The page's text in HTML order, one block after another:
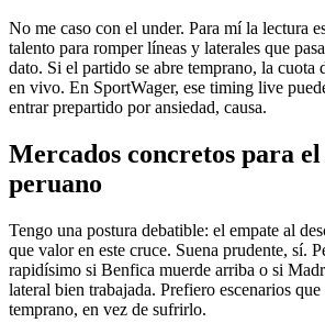
No me caso con el under. Para mí la lectura
talento para romper líneas y laterales que
dato. Si el partido se abre temprano, la cuota
en vivo. En SportWager, ese timing live
entrar prepartido por ansiedad, causa.
Mercados concretos para
peruano
Tengo una postura debatible: el empate al
que valor en este cruce. Suena prudente, sí.
rapidísimo si Benfica muerde arriba o si
lateral bien trabajada. Prefiero escenarios
temprano, en vez de sufrirlo.